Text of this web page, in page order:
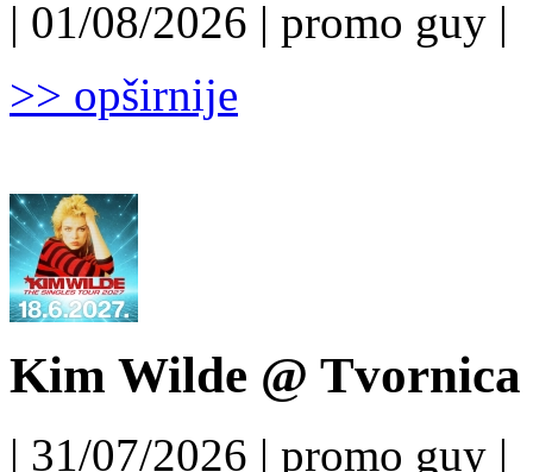
| 01/08/2026 | promo guy |
>> opširnije
Kim Wilde @ Tvornica
| 31/07/2026 | promo guy |